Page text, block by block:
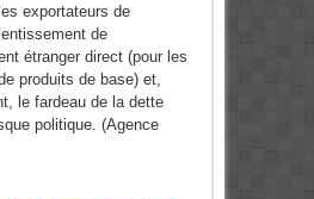
exportateurs de
de
étranger direct (pour les
produits de base) et,
le fardeau de la dette
politique. (Agence